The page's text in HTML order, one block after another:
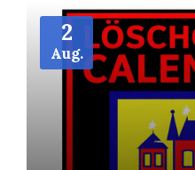
2
Aug.